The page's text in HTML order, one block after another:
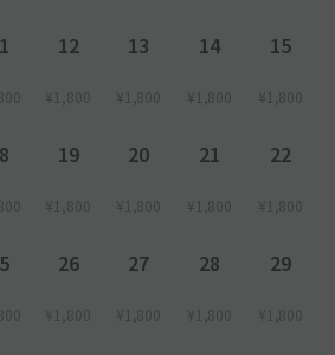
ご案内いたします
掲示して申請/手続きを行ってください。
録をお願いします
12
¥1,800
13
¥1,800
14
¥1,800
15
¥1,800
19
¥1,800
20
¥1,800
21
¥1,800
22
¥1,800
26
¥1,800
27
¥1,800
28
¥1,800
29
¥1,800